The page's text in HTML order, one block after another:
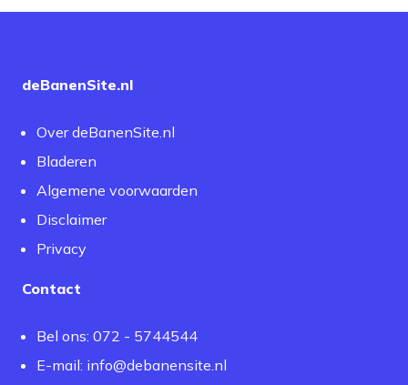
deBanenSite.nl
Over deBanenSite.nl
Bladeren
Algemene voorwaarden
Disclaimer
Privacy
Contact
Bel ons: 072 - 5744544
E-mail: info@debanensite.nl